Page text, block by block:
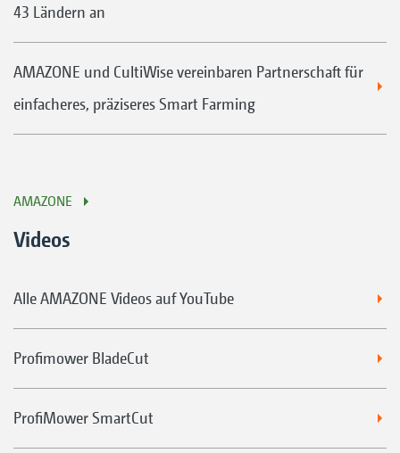
43 Ländern an
AMAZONE und CultiWise vereinbaren Partnerschaft für
einfacheres, präziseres Smart Farming
AMAZONE
Videos
Alle AMAZONE Videos auf YouTube
Profimower BladeCut
ProfiMower SmartCut